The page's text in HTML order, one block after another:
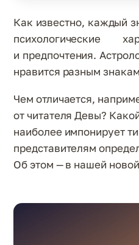
Как известно, каждый
психологические
и предпочтения.
нравится разным
Чем отличается,
от читателя Девы?
наиболее импонирует
представителям
Об этом — в нашей новой